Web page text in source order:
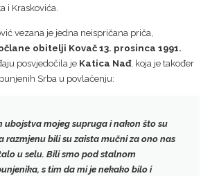
i Kraskovića.
vezana je jedna neispričana priča,
obitelji Kovač 13. prosinca 1991.
posvjedočila je Katica Nađ, koja je također
Srba u povlačenju:
ubojstva mojeg supruga i nakon što su
razmjenu bili su zaista mučni za ono nas
u selu. Bili smo pod stalnom
s tim da mi je nekako bilo i